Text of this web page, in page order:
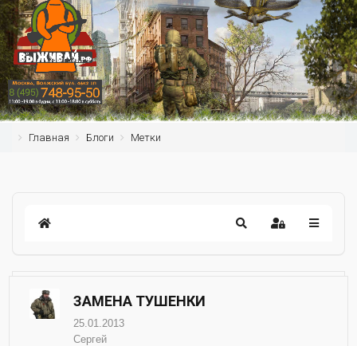
Главная Блоги Метки
ЗАМЕНА ТУШЕНКИ
25.01.2013
Сергей